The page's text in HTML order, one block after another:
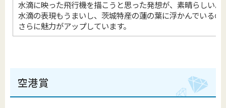
水滴に映った飛行機を描こうと思った発想が、素晴らしい。
水滴の表現もうまいし、茨城特産の蓮の葉に浮かんでいるの
さらに魅力がアップしています。
空港賞